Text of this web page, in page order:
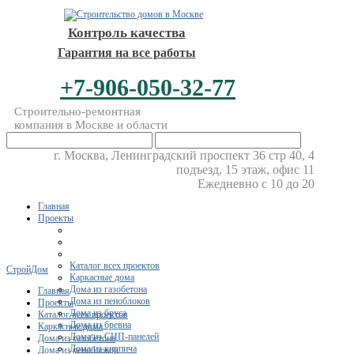
Контроль качества
Гарантия на все работы
+7-906-050-32-77
Строительно-ремонтная
компания в Москве и области
г. Москва, Ленинградский проспект 36 стр 40, 4
подъезд, 15 этаж, офис 11
Ежедневно с 10 до 20
Главная
Проекты
Каталог всех проектов
Каркасные дома
Дома из газобетона
Дома из пеноблоков
Дома из бруса
Дома из бревна
Дома из СИП-панелей
Дома из кирпича
СтройДом
Главная
Проекты
Каталог всех проектов
Каркасные дома
Дома из газобетона
Дома из пеноблоков